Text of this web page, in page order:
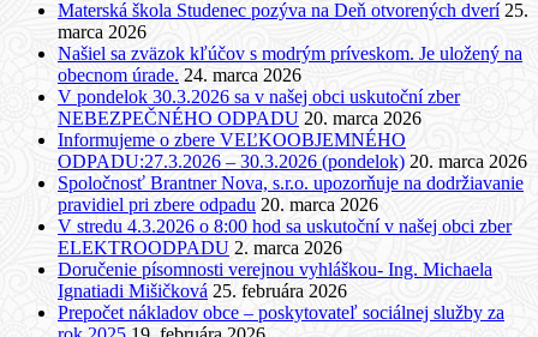
Materská škola Studenec pozýva na Deň otvorených dverí 25.
marca 2026
Našiel sa zväzok kľúčov s modrým príveskom. Je uložený na
obecnom úrade. 24. marca 2026
V pondelok 30.3.2026 sa v našej obci uskutoční zber
NEBEZPEČNÉHO ODPADU 20. marca 2026
Informujeme o zbere VEĽKOOBJEMNÉHO
ODPADU:27.3.2026 – 30.3.2026 (pondelok) 20. marca 2026
Spoločnosť Brantner Nova, s.r.o. upozorňuje na dodržiavanie
pravidiel pri zbere odpadu 20. marca 2026
V stredu 4.3.2026 o 8:00 hod sa uskutoční v našej obci zber
ELEKTROODPADU 2. marca 2026
Doručenie písomnosti verejnou vyhláškou- Ing. Michaela
Ignatiadi Mišičková 25. februára 2026
Prepočet nákladov obce – poskytovateľ sociálnej služby za